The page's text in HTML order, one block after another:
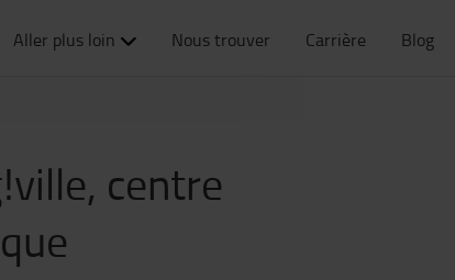
Aller plus loin Nous trouver Carrière Blog
centre